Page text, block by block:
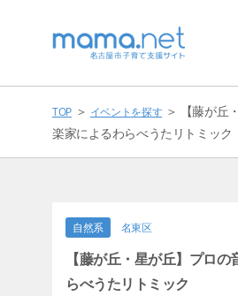
TOP＞ イベントを探す＞ 【藤が丘
楽家によるわらべうたリトミック
自然系 名東区
【藤が丘・星が丘】プロ
らべうたリトミック